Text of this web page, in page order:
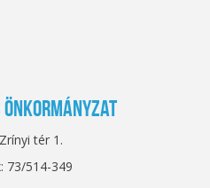
tér 1.
73/514-349